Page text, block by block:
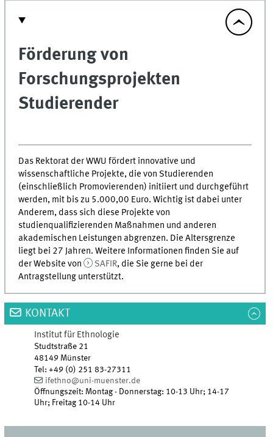
Förderung von
Forschungsprojekten
Studierender
Das Rektorat der WWU fördert innovative und
wissenschaftliche Projekte, die von Studierenden
(einschließlich Promovierenden) initiiert und durchgeführt
werden, mit bis zu 5.000,00 Euro. Wichtig ist dabei unter
Anderem, dass sich diese Projekte von
studienqualifizierenden Maßnahmen und anderen
akademischen Leistungen abgrenzen. Die Altersgrenze
liegt bei 27 Jahren. Weitere Informationen finden Sie auf
der Website von
SAFIR, die Sie gerne bei der
Antragstellung unterstützt.
KONTAKT
Institut für Ethnologie
Studtstraße 21
48149 Münster
Tel:+49 (0) 251 83-27311
ifethno@uni-muenster.de
Öffnungszeit: Montag - Donnerstag: 10-13 Uhr; 14-17
Uhr; Freitag 10-14 Uhr